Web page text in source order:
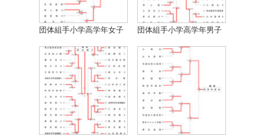
団体組手小学高学年女子 団体組手小学高学年男子